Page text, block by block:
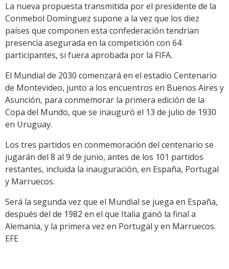
La nueva propuesta transmitida por el presidente de la
Conmebol Domínguez supone a la vez que los diez
países que componen esta confederación tendrían
presencia asegurada en la competición con 64
participantes, si fuera aprobada por la FIFA.
El Mundial de 2030 comenzará en el estadio Centenario
de Montevideo, junto a los encuentros en Buenos Aires y
Asunción, para conmemorar la primera edición de la
Copa del Mundo, que se inauguró el 13 de julio de 1930
en Uruguay.
Los tres partidos en conmemoración del centenario se
jugarán del 8 al 9 de junio, antes de los 101 partidos
restantes, incluida la inauguración, en España, Portugal
y Marruecos.
Será la segunda vez que el Mundial se juega en España,
después del de 1982 en el que Italia ganó la final a
Alemania, y la primera vez en Portugal y en Marruecos.
EFE